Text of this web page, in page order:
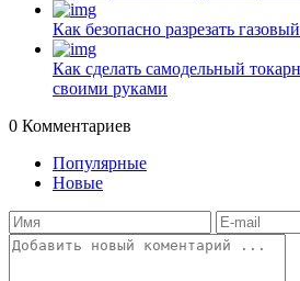
Как безопасно разрезать
Как сделать самодельный
своими руками
0 Комментариев
Популярные
Новые